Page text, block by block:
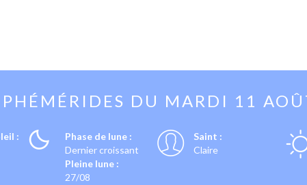
DU MARDI 11
:
Phase de lune :
Dernier croissant
Pleine lune :
27/08
Saint :
Claire